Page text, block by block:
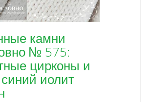
камни
№ 575:
цирконы и
иолит